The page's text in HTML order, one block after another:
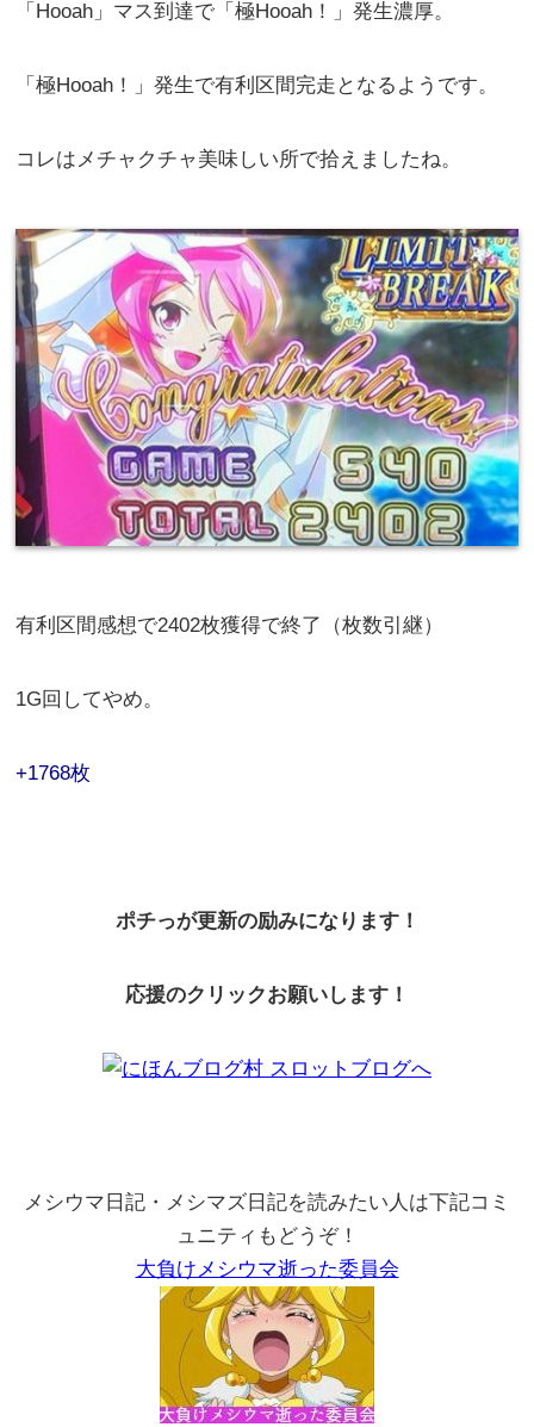
「Hooah」マス到達で「極Hooah！」発生濃厚。
「極Hooah！」発生で有利区間完走となるようです。
コレはメチャクチャ美味しい所で拾えましたね。
有利区間感想で2402枚獲得で終了（枚数引継）
1G回してやめ。
+1768枚
ポチっが更新の励みになります！
応援のクリックお願いします！
メシウマ日記・メシマズ日記を読みたい人は下記コミ
ュニティもどうぞ！
大負けメシウマ逝った委員会